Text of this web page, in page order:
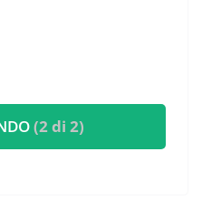
(2 di 2)